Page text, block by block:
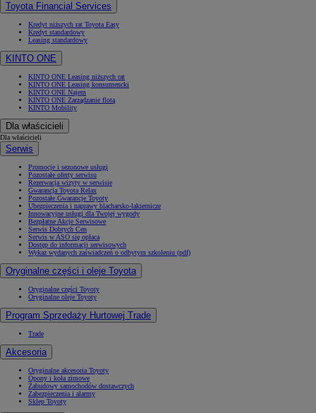
Toyota Financial Services
Kredyt niższych rat Toyota Easy
Kredyt standardowy
Leasing standardowy
KINTO ONE
KINTO ONE Leasing niższych rat
KINTO ONE Leasing konsumencki
KINTO ONE Najem
KINTO ONE Zarządzanie flotą
KINTO Mobility
Dla właścicieli
Dla właścicieli
Serwis
Promocje i sezonowe usługi
Pozostałe oferty serwisu
Rezerwacja wizyty w serwisie
Gwarancja Toyota Relax
Pozostałe Gwarancje Toyoty
Ubezpieczenia i naprawy blacharsko-lakiernicze
Innowacyjne usługi dla Twojej wygody
Bezpłatne Akcje Serwisowe
Serwis Dobrych Cen
Serwis w ASO się opłaca
Dostęp do informacji serwisowych
Wykaz wydanych zaświadczeń o odbytym szkoleniu (pdf)
Oryginalne części i oleje Toyota
Oryginalne części Toyoty
Oryginalne oleje Toyoty
Program Sprzedaży Hurtowej Trade
Trade
Akcesoria
Oryginalne akcesoria Toyoty
Opony i koła zimowe
Zabudowy samochodów dostawczych
Zabezpieczenia i alarmy
Sklep Toyoty